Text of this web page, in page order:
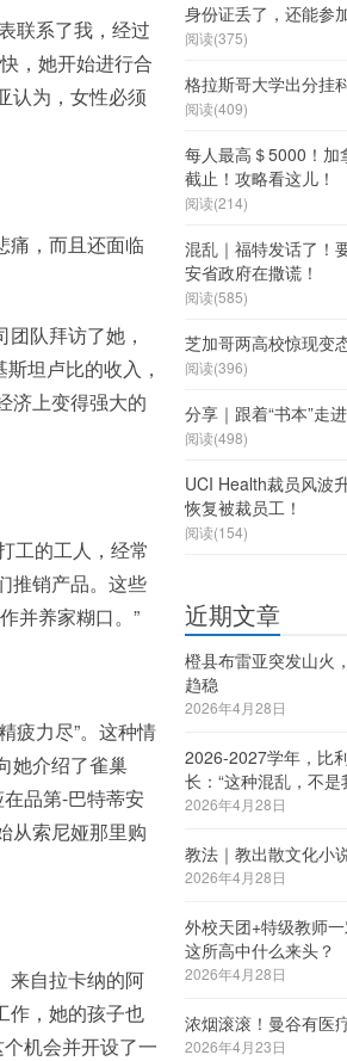
联系了我，经过
，她开始进行合
认为，女性必须
痛，而且还面临
队拜访了她，
坦卢比的收入，
济上变得强大的
工的工人，经常
推销产品。这些
并养家糊口。”
疲力尽”。这种情
她介绍了雀巢
品第-巴特蒂安
从索尼娅那里购
来自拉卡纳的阿
作，她的孩子也
机会并开设了一
身份证丢了，还能参
阅读(375)
格拉斯哥大学出分挂
阅读(409)
每人最高＄5000！加
截止！攻略看这儿！
阅读(214)
混乱｜福特发话了！
安省政府在撒谎！
阅读(585)
芝加哥两高校惊现变
阅读(396)
分享｜跟着“书本”走
阅读(498)
UCI Health裁员风波
恢复被裁员工！
阅读(154)
近期文章
橙县布雷亚突发山火
趋稳
2026年4月28日
2026-2027学年，比
长：“这种混乱，不是
2026年4月28日
教法｜教出散文化
2026年4月28日
外校天团+特级教师
这所高中什么来头？
2026年4月28日
浓烟滚滚！曼谷有医
2026年4月23日